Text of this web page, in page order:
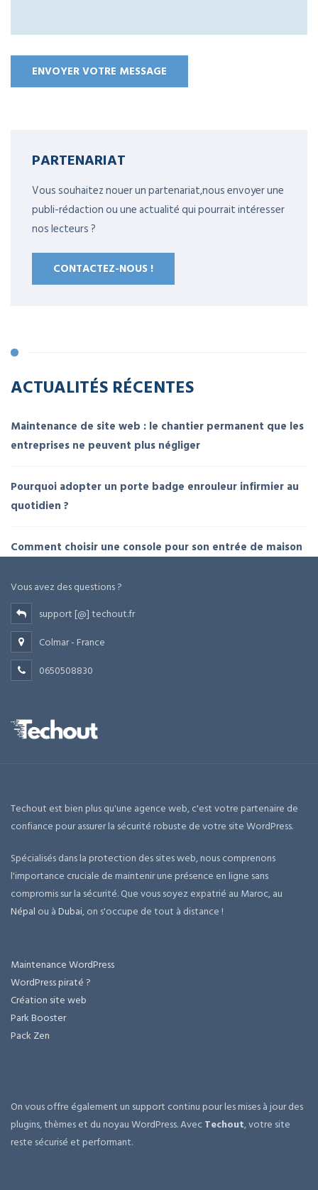
PARTENARIAT
Vous souhaitez nouer un partenariat,nous envoyer une
publi-rédaction ou une actualité qui pourrait intéresser
nos lecteurs ?
CONTACTEZ-NOUS !
ACTUALITÉS RÉCENTES
Maintenance de site web : le chantier permanent que les
entreprises ne peuvent plus négliger
Pourquoi adopter un porte badge enrouleur infirmier au
quotidien ?
Comment choisir une console pour son entrée de maison
Vous avez des questions ?
support [@] techout.fr
Colmar - France
0650508830
Techout est bien plus qu'une agence web, c'est votre partenaire de
confiance pour assurer la sécurité robuste de votre site WordPress.
Spécialisés dans la protection des sites web, nous comprenons
l'importance cruciale de maintenir une présence en ligne sans
compromis sur la sécurité. Que vous soyez expatrié au Maroc, au
Népal ou àDubai, on s'occupe de tout à distance !
Maintenance WordPress
WordPress piraté ?
Création site web
Park Booster
Pack Zen
On vous offre également un support continu pour les mises à jour des
plugins, thèmes et du noyau WordPress. AvecTechout, votre site
reste sécurisé et performant.